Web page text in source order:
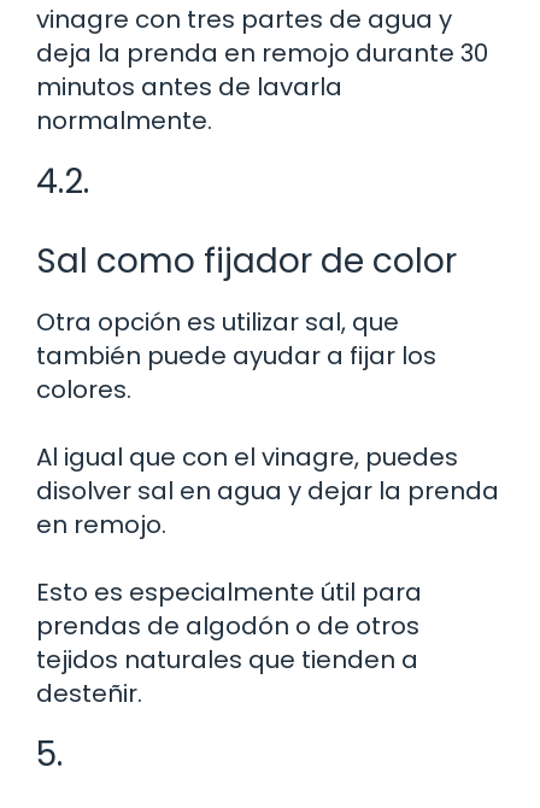
vinagre con tres partes de agua y
deja la prenda en remojo durante 30
minutos antes de lavarla
normalmente.
4.2.
Sal como fijador de color
Otra opción es utilizar sal, que
también puede ayudar a fijar los
colores.
Al igual que con el vinagre, puedes
disolver sal en agua y dejar la prenda
en remojo.
Esto es especialmente útil para
prendas de algodón o de otros
tejidos naturales que tienden a
desteñir.
5.